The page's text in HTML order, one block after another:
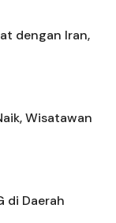
dengan Iran,
Wisatawan
di Daerah